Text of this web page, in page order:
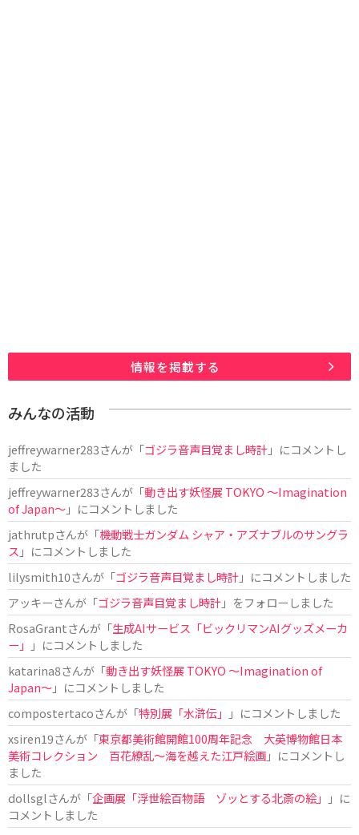
情報を掲載する
みんなの活動
jeffreywarner283さんが「ゴジラ音声目覚まし時計」にコメントし
ました
jeffreywarner283さんが「動き出す妖怪展 TOKYO 〜Imagination
of Japan〜」にコメントしました
jathrutpさんが「機動戦士ガンダム シャア・アズナブルのサングラ
ス 」にコメントしました
lilysmith10さんが「ゴジラ音声目覚まし時計」にコメントしました
アッキーさんが「ゴジラ音声目覚まし時計」をフォローしました
RosaGrantさんが「生成AIサービス「ビックリマンAIグッズメーカ
ー」
」にコメントしました
katarina8さんが「動き出す妖怪展 TOKYO 〜Imagination of
Japan〜」にコメントしました
compostertacoさんが「特別展「水滸伝」
」にコメントしました
xsiren19さんが「東京都美術館開館100周年記念 大英博物館日本
美術コレクション 百花繚乱～海を越えた江戸絵画」にコメントし
ました
dollsglさんが「企画展「浮世絵百物語 ゾッとする北斎の絵」
」に
コメントしました